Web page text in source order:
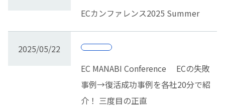
ECカンファレンス2025 Summer
2025/05/22
EC MANABI Conference ECの失敗
事例→復活成功事例を各社20分で紹
介！ 三度目の正直